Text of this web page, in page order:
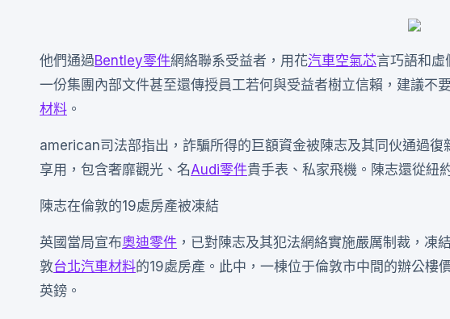
他們通過Bentley零件網絡聯系受益者，用花汽車空氣芯言巧語和虛
一份集團內部文件甚至還傳授員工若何與受益者樹立信賴，建議不
材料 。
american司法部指出，詐騙所得的巨額資金被陳志及其同伙通過復
享用，包含奢靡觀光、名Audi零件貴手表、私家飛機。陳志還從紐
陳志在倫敦的19處房產被凍結
英國當局宣布奧迪零件 ，已對陳志及其犯法網絡實施嚴厲制裁，凍
敦台北汽車材料的19處房產。此中，一棟位于倫敦市中間的辦公樓
英鎊。